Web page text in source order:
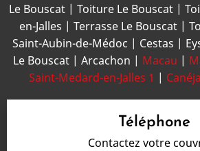
Le Bouscat | Toiture Le Bouscat |
en-Jalles | Terrasse Le Bouscat |
Saint-Aubin-de-Médoc | Cestas |
Le Bouscat| Arcachon | Macau |
Saint-Medard-en-Jalles 1 |
Téléphone
Contactez votre